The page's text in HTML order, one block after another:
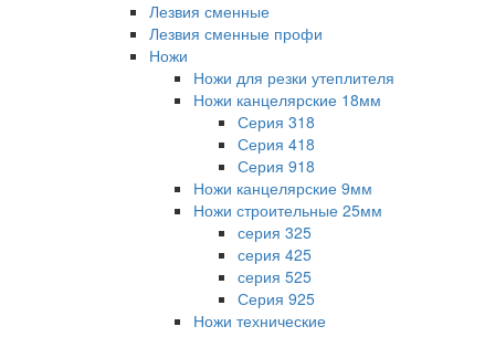
Лезвия сменные
Лезвия сменные профи
Ножи
Ножи для резки утеплителя
Ножи канцелярские 18мм
Серия 318
Серия 418
Серия 918
Ножи канцелярские 9мм
Ножи строительные 25мм
серия 325
серия 425
серия 525
Серия 925
Ножи технические